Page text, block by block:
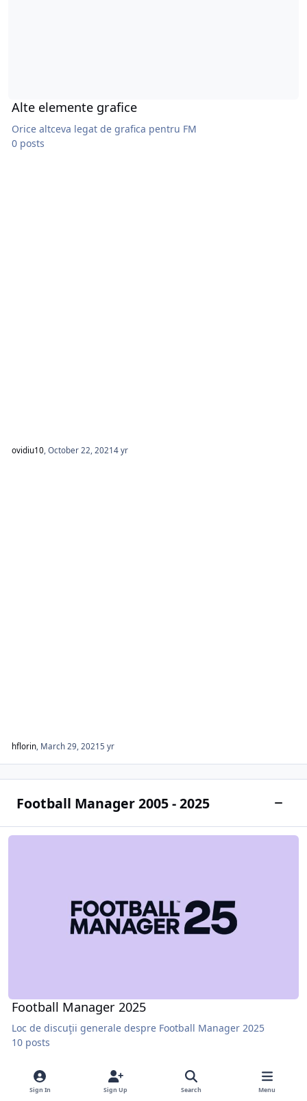
Alte elemente grafice
Orice altceva legat de grafica pentru FM
0 posts
ovidiu10, October 22, 20214 yr
hflorin, March 29, 20215 yr
Football Manager 2005 - 2025
Football Manager 2025
Football Manager 2025
Loc de discuţii generale despre Football Manager 2025
10 posts
Sign In Sign Up Search Menu